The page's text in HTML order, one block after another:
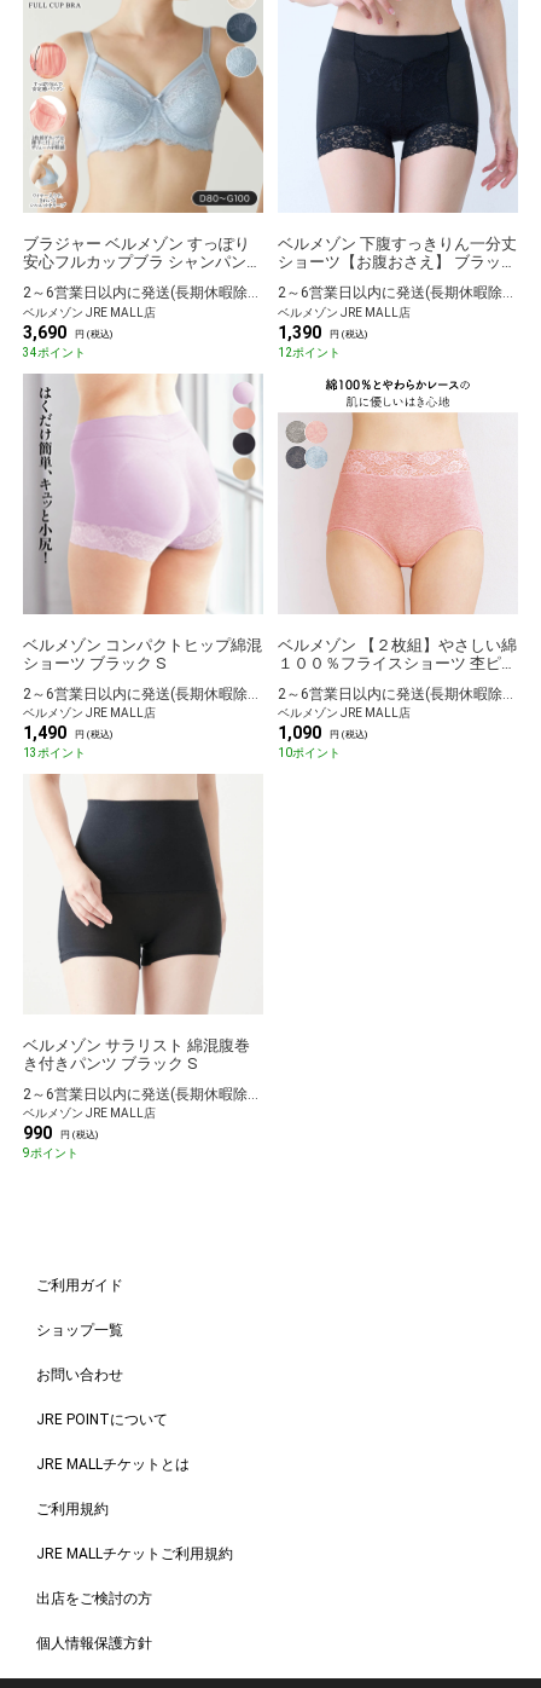
ブラジャー ベルメゾン すっぽり
安心フルカップブラ シャンパンベ
2～6営業日以内に発送(長期休暇除く)
ベルメゾン JRE MALL店
3,690 円 (税込)
34ポイント
ベルメゾン 下腹すっきりん一分丈
ショーツ【お腹おさえ】 ブラック
2～6営業日以内に発送(長期休暇除く)
ベルメゾン JRE MALL店
1,390 円 (税込)
12ポイント
ベルメゾン コンパクトヒップ綿混
ショーツ ブラック S
ベルメゾン JRE MALL店
1,490 円 (税込)
13ポイント
ベルメゾン 【２枚組】やさしい綿
１００％フライスショーツ 杢ピン
ベルメゾン JRE MALL店
1,090 円 (税込)
10ポイント
ベルメゾン サラリスト 綿混腹巻
き付きパンツ ブラック S
2～6営業日以内に発送(長期休暇除く)
ベルメゾン JRE MALL店
990 円 (税込)
9ポイント
ご利用ガイド
ショップ一覧
お問い合わせ
JRE POINTについて
JRE MALLチケットとは
ご利用規約
JRE MALLチケットご利用規約
出店をご検討の方
個人情報保護方針